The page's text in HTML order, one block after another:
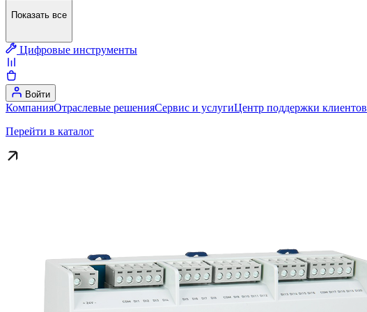
Показать все
Цифровые инструменты
Войти
КомпанияОтраслевые решенияСервис и услугиЦентр поддержки клиентов
Перейти в каталог